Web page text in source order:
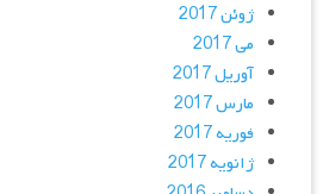
ژوئن 2017
می 2017
آوریل 2017
مارس 2017
فوریه 2017
ژانویه 2017